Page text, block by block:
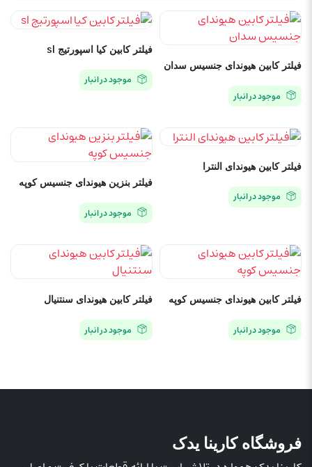
فیلتر کابین هیوندای جنسیس سدان
موجود در انبار
فیلتر کابین کیا اسپورتیج sl
موجود در انبار
فیلتر کابین هیوندای النترا
موجود در انبار
فیلتر بنزین هیوندای جنسیس کوپه
موجود در انبار
فیلتر کابین هیوندای جنسیس کوپه
موجود در انبار
فیلتر کابین هیوندای سنتنیال
موجود در انبار
فروشگاه کارینا یدک